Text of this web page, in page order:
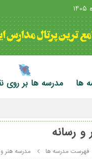
ها مدرسه ها بر روی
رسانه
فهرست مدرسه ها مدرسه هنر و